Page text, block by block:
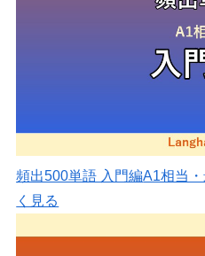
頻出500単語 入門編A1相当
く見る